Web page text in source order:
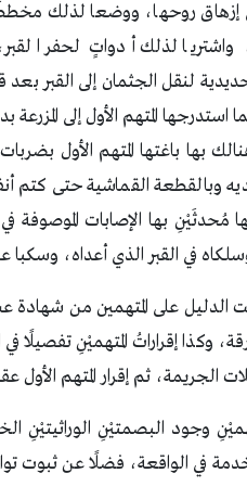
إزهاق روحها، ووضعا لذلك
واشتريا لذلك أدواتٍ لحفر
لنقل الجثمان إلى القبر بعد
المتهم الأول إلى المزرعة
بها باغتها المتهم الأول
وبالقطعة القماشية حتى كتم
مُحدثَيْنِ بها الإصابات الموصوفة
في القبر الذي أعداه، وسكبا
الدليل على المتهمين من
وكذا إقراراتُ المتهميْنِ
الجريمة، ثم إقرار المتهم
وجود البصمتيْنِ الوراثيتيْنِ
في الواقعة، فضلًا عن ثبوت